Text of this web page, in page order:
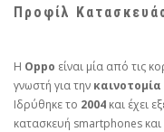
Προφίλ
Η Oppo είναι μία από τις
γνωστή για την
Ιδρύθηκε το 2004 και έχει
κατασκευή smartphones